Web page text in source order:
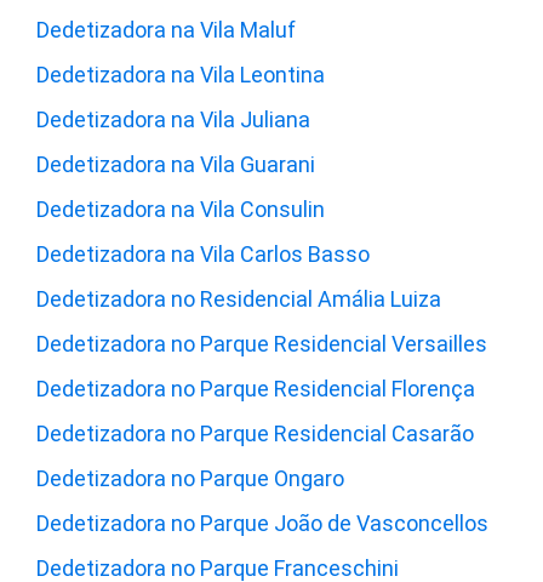
Dedetizadora na Vila Maluf
Dedetizadora na Vila Leontina
Dedetizadora na Vila Juliana
Dedetizadora na Vila Guarani
Dedetizadora na Vila Consulin
Dedetizadora na Vila Carlos Basso
Dedetizadora no Residencial Amália Luiza
Dedetizadora no Parque Residencial Versailles
Dedetizadora no Parque Residencial Florença
Dedetizadora no Parque Residencial Casarão
Dedetizadora no Parque Ongaro
Dedetizadora no Parque João de Vasconcellos
Dedetizadora no Parque Franceschini